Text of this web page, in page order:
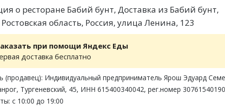
о ресторане Бабий бунт, Доставка из Бабий бунт,
область, Россия, улица Ленина, 123
при помощи Яндекс Еды
доставка бесплатно
(продавец): Индивидуальный предприниматель Ярош Эдуард
Тургеневский, 45, ИНН 615400340042, рег.номер
с 10:00 до 19:00